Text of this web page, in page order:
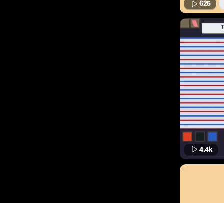
625
4.4k